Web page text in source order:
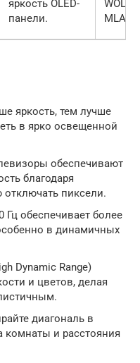
яркость OLED-
панели.
MLA.
яркость, тем лучше
в ярко освещенной
обеспечивают
благодаря
пиксели.
Гц обеспечивает более
в динамичных
Dynamic Range)
и цветов, делая
диагональ в
комнаты и расстояния